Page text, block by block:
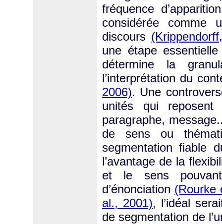
fréquence
considérée comme
discours
une étape
détermine la
l’interprétation du
2006). Une
unités qui
paragraphe,
de sens ou
segmentation fiable
l’avantage de la
et le sens
d’énonciation (Rourke
al., 2001), l’idéal
de segmentation de